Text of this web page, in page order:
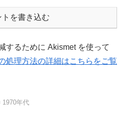
トを書き込む
するために Akismet を使って
処理方法の詳細はこちらをご覧
1970年代